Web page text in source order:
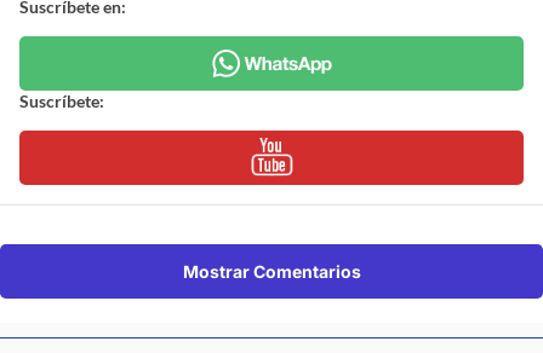
Suscríbete en:
Suscríbete:
Mostrar Comentarios